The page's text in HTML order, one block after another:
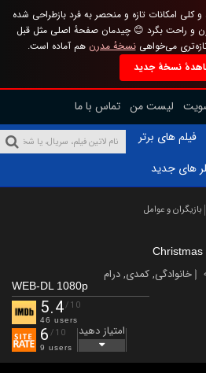
کلی امکانات تازه و منحصر به فرد بازطراحی شده
و راحت بگرد 😊 چیدمان صفحهٔ اصلی مثل قبل
می‌خواهینسخهٔ مدرن هم آماده است.
نسخهٔ جدید
لیست من تماس با ما
فیلم های برتر
های جدید
بازیگران و عوامل
Christmas
خانوادگی,کمدی,درام
WEB-DL 1080p
5.4/10
46 users
6 /10
9 users
امتیاز دهید